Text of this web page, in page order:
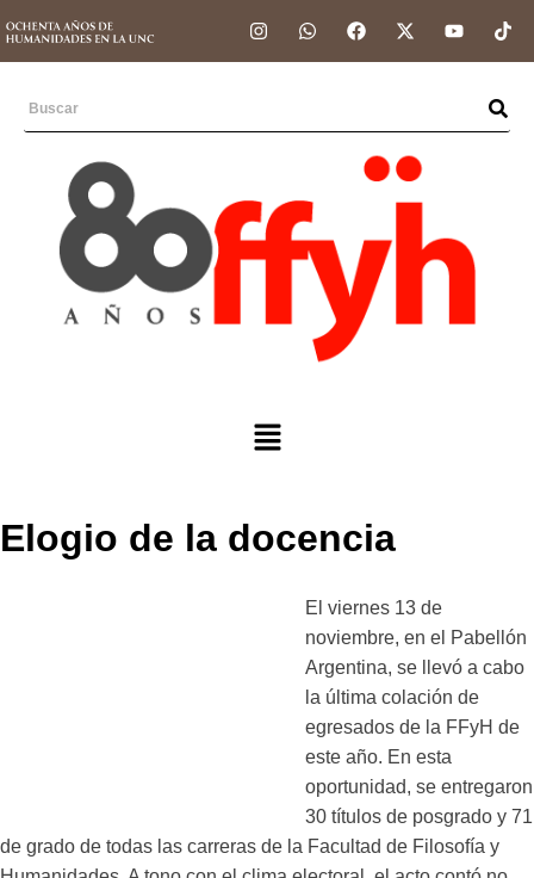
Elogio de la docencia
El viernes 13 de
noviembre, en el Pabellón
Argentina, se llevó a cabo
la última colación de
egresados de la FFyH de
este año. En esta
oportunidad, se entregaron
30 títulos de posgrado y 71
de grado de todas las carreras de la Facultad de Filosofía y